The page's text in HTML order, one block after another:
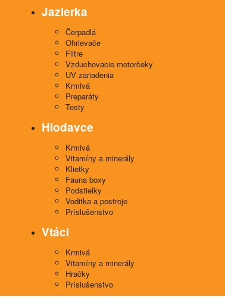
Jazierka
Čerpadlá
Ohrievače
Filtre
Vzduchovacie motorčeky
UV zariadenia
Krmivá
Preparáty
Testy
Hlodavce
Krmivá
Vitamíny a minerály
Klietky
Fauna boxy
Podstielky
Voditka a postroje
Príslušenstvo
Vtáci
Krmivá
Vitamíny a minerály
Hračky
Príslušenstvo